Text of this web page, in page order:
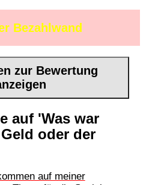
Bezahlwand
zur Bewertung
auf 'Was war
oder der
auf meiner